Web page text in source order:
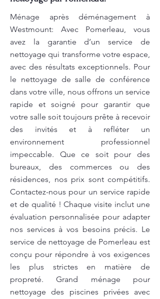
Ménage après déménagement à
Westmount: Avec Pomerleau, vous
avez la garantie d’un service de
nettoyage qui transforme votre espace,
avec des résultats exceptionnels. Pour
le nettoyage de salle de conférence
dans votre ville, nous offrons un service
rapide et soigné pour garantir que
votre salle soit toujours prête à recevoir
des invités et à refléter un
environnement professionnel
impeccable. Que ce soit pour des
bureaux, des commerces ou des
résidences, nos prix sont compétitifs.
Contactez-nous pour un service rapide
et de qualité ! Chaque visite inclut une
évaluation personnalisée pour adapter
nos services à vos besoins précis. Le
service de nettoyage de Pomerleau est
conçu pour répondre à vos exigences
les plus strictes en matière de
propreté. Grand ménage pour
nettoyage des piscines privées avec